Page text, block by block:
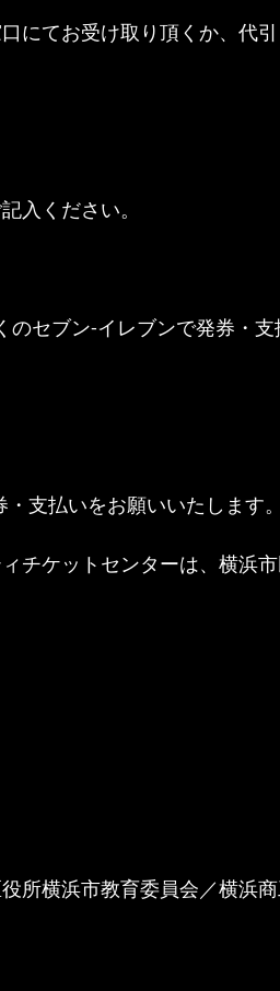
にてお受け取り頂くか、代
入ください。
セブン-イレブンで発券・
支払いをお願いいたします
チケットセンターは、横浜
所横浜市教育委員会／横浜